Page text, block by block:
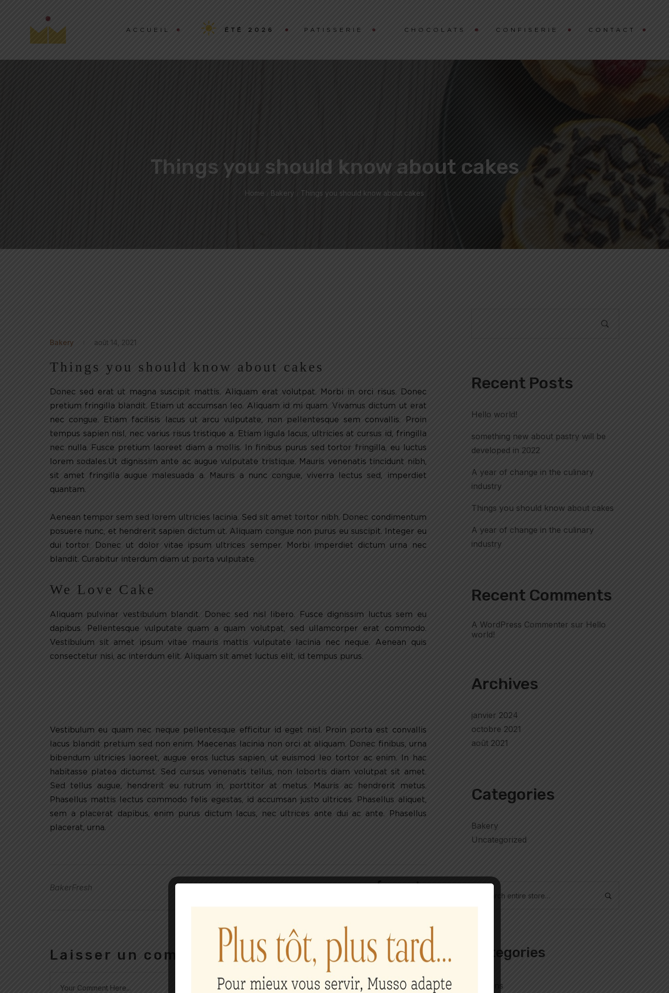
ACCUEIL ÉTÉ 2026 PATISSERIE CHOCOLATS CONFISERIE CONTACT
Things you should know about cakes
Home Bakery Things you should know about cakes
Bakery août 14, 2021
Things you should know about cakes
Donec sed erat ut magna suscipit mattis. Aliquam erat volutpat. Morbi in orci risus. Donec
pretium fringilla blandit. Etiam ut accumsan leo. Aliquam id mi quam. Vivamus dictum ut erat
nec congue. Etiam facilisis lacus ut arcu vulputate, non pellentesque sem convallis. Proin
tempus sapien nisl, nec varius risus tristique a. Etiam ligula lacus, ultricies at cursus id, fringilla
nec nulla. Fusce pretium laoreet diam a mollis. In finibus purus sed tortor fringilla, eu luctus
lorem sodales.Ut dignissim ante ac augue vulputate tristique. Mauris venenatis tincidunt nibh,
sit amet fringilla augue malesuada a. Mauris a nunc congue, viverra lectus sed, imperdiet
quantam.
Aenean tempor sem sed lorem ultricies lacinia. Sed sit amet tortor nibh. Donec condimentum
posuere nunc, et hendrerit sapien dictum ut. Aliquam congue non purus eu suscipit. Integer eu
dui tortor. Donec ut dolor vitae ipsum ultrices semper. Morbi imperdiet dictum urna nec
blandit. Curabitur interdum diam ut porta vulputate.
We Love Cake
Aliquam pulvinar vestibulum blandit. Donec sed nisl libero. Fusce dignissim luctus sem eu
dapibus. Pellentesque vulputate quam a quam volutpat, sed ullamcorper erat commodo.
Vestibulum sit amet ipsum vitae mauris mattis vulputate lacinia nec neque. Aenean quis
consectetur nisi, ac interdum elit. Aliquam sit amet luctus elit, id tempus purus.
Vestibulum eu quam nec neque pellentesque efficitur id eget nisl. Proin porta est convallis
lacus blandit pretium sed non enim. Maecenas lacinia non orci at aliquam. Donec finibus, urna
bibendum ultricies laoreet, augue eros luctus sapien, ut euismod leo tortor ac enim. In hac
habitasse platea dictumst. Sed cursus venenatis tellus, non lobortis diam volutpat sit amet.
Sed tellus augue, hendrerit eu rutrum in, porttitor at metus. Mauris ac hendrerit metus.
Phasellus mattis lectus commodo felis egestas, id accumsan justo ultrices. Phasellus aliquet,
sem a placerat dapibus, enim purus dictum lacus, nec ultrices ante dui ac ante. Phasellus
placerat, urna.
BakerFresh
Laisser un commentaire
Recent Posts
Hello world!
something new about pastry will be
developed in 2022
A year of change in the culinary
industry
Things you should know about cakes
A year of change in the culinary
industry
Recent Comments
A WordPress Commenter sur Hello
world!
Archives
janvier 2024
octobre 2021
août 2021
Categories
Bakery
Uncategorized
Categories
Ballotins